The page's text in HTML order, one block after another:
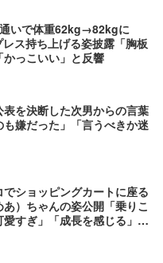
いで体重62kg→82kgに
ス持ち上げる姿披露「胸板
っこいい」と反響
を決断した次男からの言葉
も嫌だった」「言うべきか迷
ショッピングカートに座る
）ちゃんの姿公開「乗りこ
すぎ」「成長を感じる」の